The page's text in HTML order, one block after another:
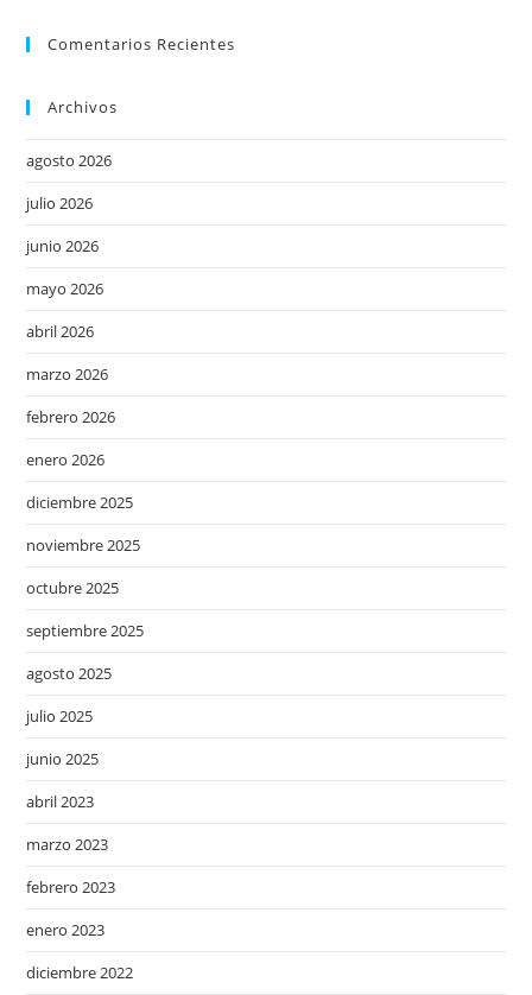
Comentarios Recientes
Archivos
agosto 2026
julio 2026
junio 2026
mayo 2026
abril 2026
marzo 2026
febrero 2026
enero 2026
diciembre 2025
noviembre 2025
octubre 2025
septiembre 2025
agosto 2025
julio 2025
junio 2025
abril 2023
marzo 2023
febrero 2023
enero 2023
diciembre 2022